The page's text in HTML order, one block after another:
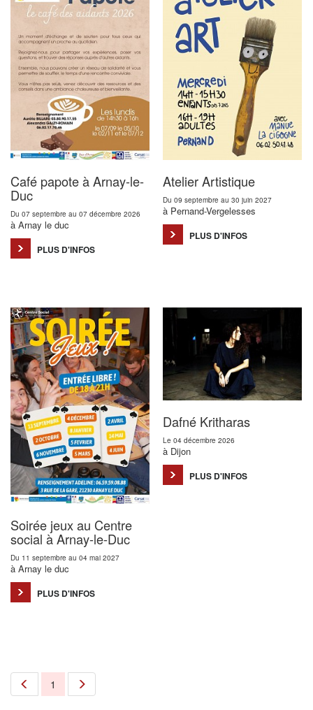
Café papote à Arnay-le-
Duc
Du 07 septembre au 07 décembre 2026
à Arnay le duc
PLUS D'INFOS
Atelier Artistique
Du 09 septembre au 30 juin 2027
à Pernand-Vergelesses
PLUS D'INFOS
Soirée jeux au Centre
social à Arnay-le-Duc
Du 11 septembre au 04 mai 2027
à Arnay le duc
PLUS D'INFOS
Dafné Kritharas
Le 04 décembre 2026
à Dijon
PLUS D'INFOS
1